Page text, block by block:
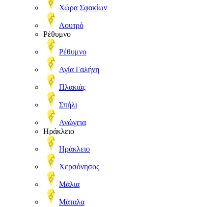
Χώρα Σφακίων
Λουτρό
Ρέθυμνο
Ρέθυμνο
Αγία Γαλήνη
Πλακιάς
Σπήλι
Ανώγεια
Ηράκλειο
Ηράκλειο
Χερσόνησος
Μάλια
Μάταλα